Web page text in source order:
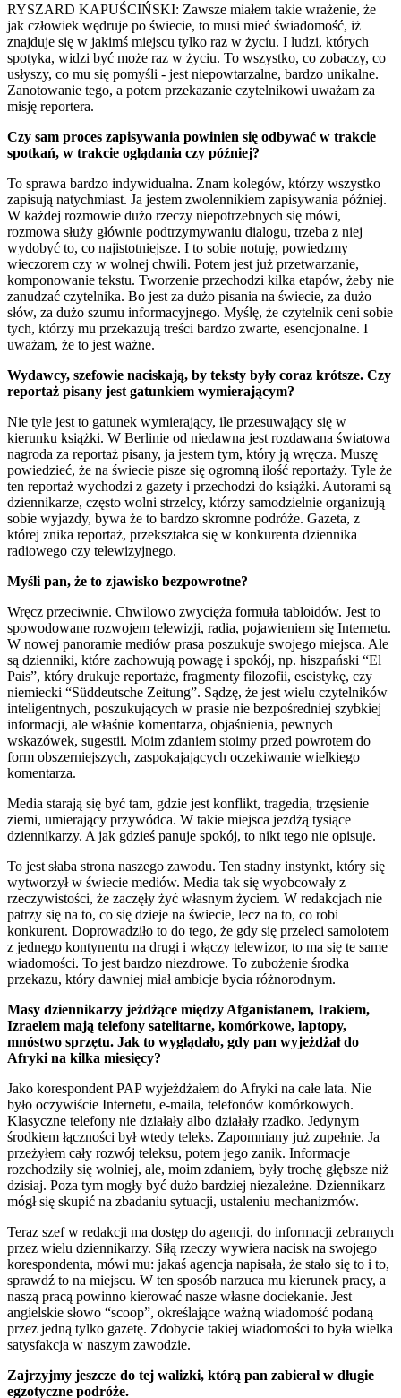
RYSZARD KAPUŚCIŃSKI: Zawsze miałem takie wrażenie, że
jak człowiek wędruje po świecie, to musi mieć świadomość, iż
znajduje się w jakimś miejscu tylko raz w życiu. I ludzi, których
spotyka, widzi być może raz w życiu. To wszystko, co zobaczy, co
usłyszy, co mu się pomyśli - jest niepowtarzalne, bardzo unikalne.
Zanotowanie tego, a potem przekazanie czytelnikowi uważam za
misję reportera.
Czy sam proces zapisywania powinien się odbywać w trakcie
spotkań, w trakcie oglądania czy później?
To sprawa bardzo indywidualna. Znam kolegów, którzy wszystko
zapisują natychmiast. Ja jestem zwolennikiem zapisywania później.
W każdej rozmowie dużo rzeczy niepotrzebnych się mówi,
rozmowa służy głównie podtrzymywaniu dialogu, trzeba z niej
wydobyć to, co najistotniejsze. I to sobie notuję, powiedzmy
wieczorem czy w wolnej chwili. Potem jest już przetwarzanie,
komponowanie tekstu. Tworzenie przechodzi kilka etapów, żeby nie
zanudzać czytelnika. Bo jest za dużo pisania na świecie, za dużo
słów, za dużo szumu informacyjnego. Myślę, że czytelnik ceni sobie
tych, którzy mu przekazują treści bardzo zwarte, esencjonalne. I
uważam, że to jest ważne.
Wydawcy, szefowie naciskają, by teksty były coraz krótsze. Czy
reportaż pisany jest gatunkiem wymierającym?
Nie tyle jest to gatunek wymierający, ile przesuwający się w
kierunku książki. W Berlinie od niedawna jest rozdawana światowa
nagroda za reportaż pisany, ja jestem tym, który ją wręcza. Muszę
powiedzieć, że na świecie pisze się ogromną ilość reportaży. Tyle że
ten reportaż wychodzi z gazety i przechodzi do książki. Autorami są
dziennikarze, często wolni strzelcy, którzy samodzielnie organizują
sobie wyjazdy, bywa że to bardzo skromne podróże. Gazeta, z
której znika reportaż, przekształca się w konkurenta dziennika
radiowego czy telewizyjnego.
Myśli pan, że to zjawisko bezpowrotne?
Wręcz przeciwnie. Chwilowo zwycięża formuła tabloidów. Jest to
spowodowane rozwojem telewizji, radia, pojawieniem się Internetu.
W nowej panoramie mediów prasa poszukuje swojego miejsca. Ale
są dzienniki, które zachowują powagę i spokój, np. hiszpański “El
Pais”, który drukuje reportaże, fragmenty filozofii, eseistykę, czy
niemiecki “Süddeutsche Zeitung”. Sądzę, że jest wielu czytelników
inteligentnych, poszukujących w prasie nie bezpośredniej szybkiej
informacji, ale właśnie komentarza, objaśnienia, pewnych
wskazówek, sugestii. Moim zdaniem stoimy przed powrotem do
form obszerniejszych, zaspokajających oczekiwanie wielkiego
komentarza.
Media starają się być tam, gdzie jest konflikt, tragedia, trzęsienie
ziemi, umierający przywódca. W takie miejsca jeżdżą tysiące
dziennikarzy. A jak gdzieś panuje spokój, to nikt tego nie opisuje.
To jest słaba strona naszego zawodu. Ten stadny instynkt, który się
wytworzył w świecie mediów. Media tak się wyobcowały z
rzeczywistości, że zaczęły żyć własnym życiem. W redakcjach nie
patrzy się na to, co się dzieje na świecie, lecz na to, co robi
konkurent. Doprowadziło to do tego, że gdy się przeleci samolotem
z jednego kontynentu na drugi i włączy telewizor, to ma się te same
wiadomości. To jest bardzo niezdrowe. To zubożenie środka
przekazu, który dawniej miał ambicje bycia różnorodnym.
Masy dziennikarzy jeżdżące między Afganistanem, Irakiem,
Izraelem mają telefony satelitarne, komórkowe, laptopy,
mnóstwo sprzętu. Jak to wyglądało, gdy pan wyjeżdżał do
Afryki na kilka miesięcy?
Jako korespondent PAP wyjeżdżałem do Afryki na całe lata. Nie
było oczywiście Internetu, e-maila, telefonów komórkowych.
Klasyczne telefony nie działały albo działały rzadko. Jedynym
środkiem łączności był wtedy teleks. Zapomniany już zupełnie. Ja
przeżyłem cały rozwój teleksu, potem jego zanik. Informacje
rozchodziły się wolniej, ale, moim zdaniem, były trochę głębsze niż
dzisiaj. Poza tym mogły być dużo bardziej niezależne. Dziennikarz
mógł się skupić na zbadaniu sytuacji, ustaleniu mechanizmów.
Teraz szef w redakcji ma dostęp do agencji, do informacji zebranych
przez wielu dziennikarzy. Siłą rzeczy wywiera nacisk na swojego
korespondenta, mówi mu: jakaś agencja napisała, że stało się to i to,
sprawdź to na miejscu. W ten sposób narzuca mu kierunek pracy, a
naszą pracą powinno kierować nasze własne dociekanie. Jest
angielskie słowo “scoop”, określające ważną wiadomość podaną
przez jedną tylko gazetę. Zdobycie takiej wiadomości to była wielka
satysfakcja w naszym zawodzie.
Zajrzyjmy jeszcze do tej walizki, którą pan zabierał w długie
egzotyczne podróże.